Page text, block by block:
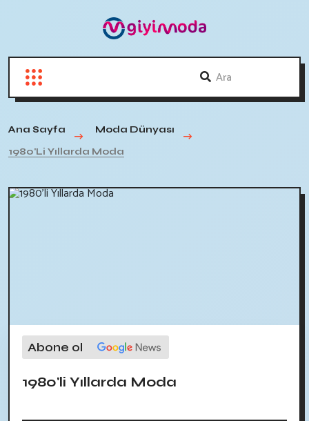
Ana Sayfa
Moda Dünyası
1980'li Yıllarda Moda
Abone ol
1980'li Yıllarda Moda